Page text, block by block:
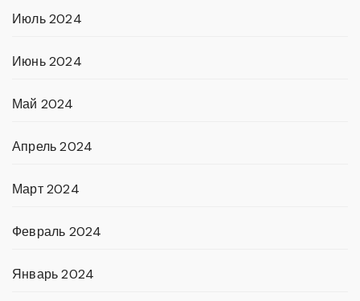
Июль 2024
Июнь 2024
Май 2024
Апрель 2024
Март 2024
Февраль 2024
Январь 2024